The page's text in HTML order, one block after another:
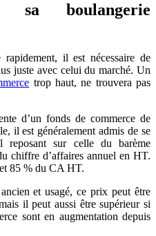
sa boulangerie
il est nécessaire de
juste avec celui du marché. Un
trop haut, ne trouvera pas
d’un fonds de commerce de
il est généralement admis de se
sur celle du barème
chiffre d’affaires annuel en HT.
85 % du CA HT.
et usagé, ce prix peut être
il peut aussi être supérieur si
sont en augmentation depuis